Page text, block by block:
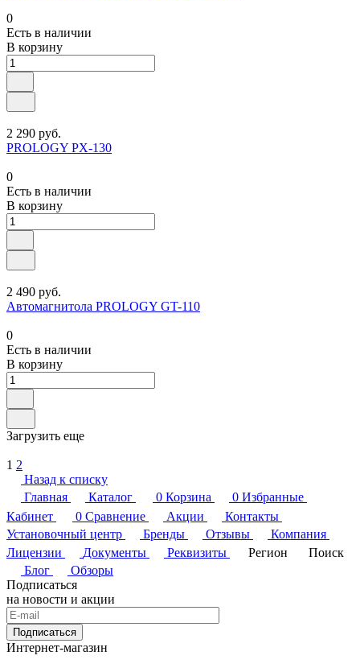
0
Есть в наличии
В корзину
2 290 руб.
PROLOGY PX-130
0
Есть в наличии
В корзину
2 490 руб.
Автомагнитола PROLOGY GT-110
0
Есть в наличии
В корзину
Загрузить еще
1 2
Назад к списку
Главная
Каталог 0 Корзина 0 Избранные
Кабинет
0 Сравнение Акции
Контакты
Установочный центр
Бренды Отзывы
Компания
Лицензии
Документы Реквизиты Регион
Поиск
Блог
Обзоры
Подписаться
на новости и акции
Подписаться
Интернет-магазин